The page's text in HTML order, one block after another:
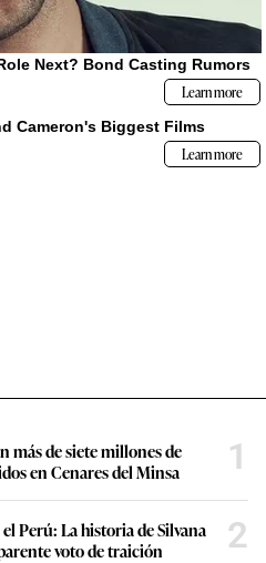
más de siete millones de
en Cenares del Minsa
1
Perú: La historia de Silvana
voto de traición
2